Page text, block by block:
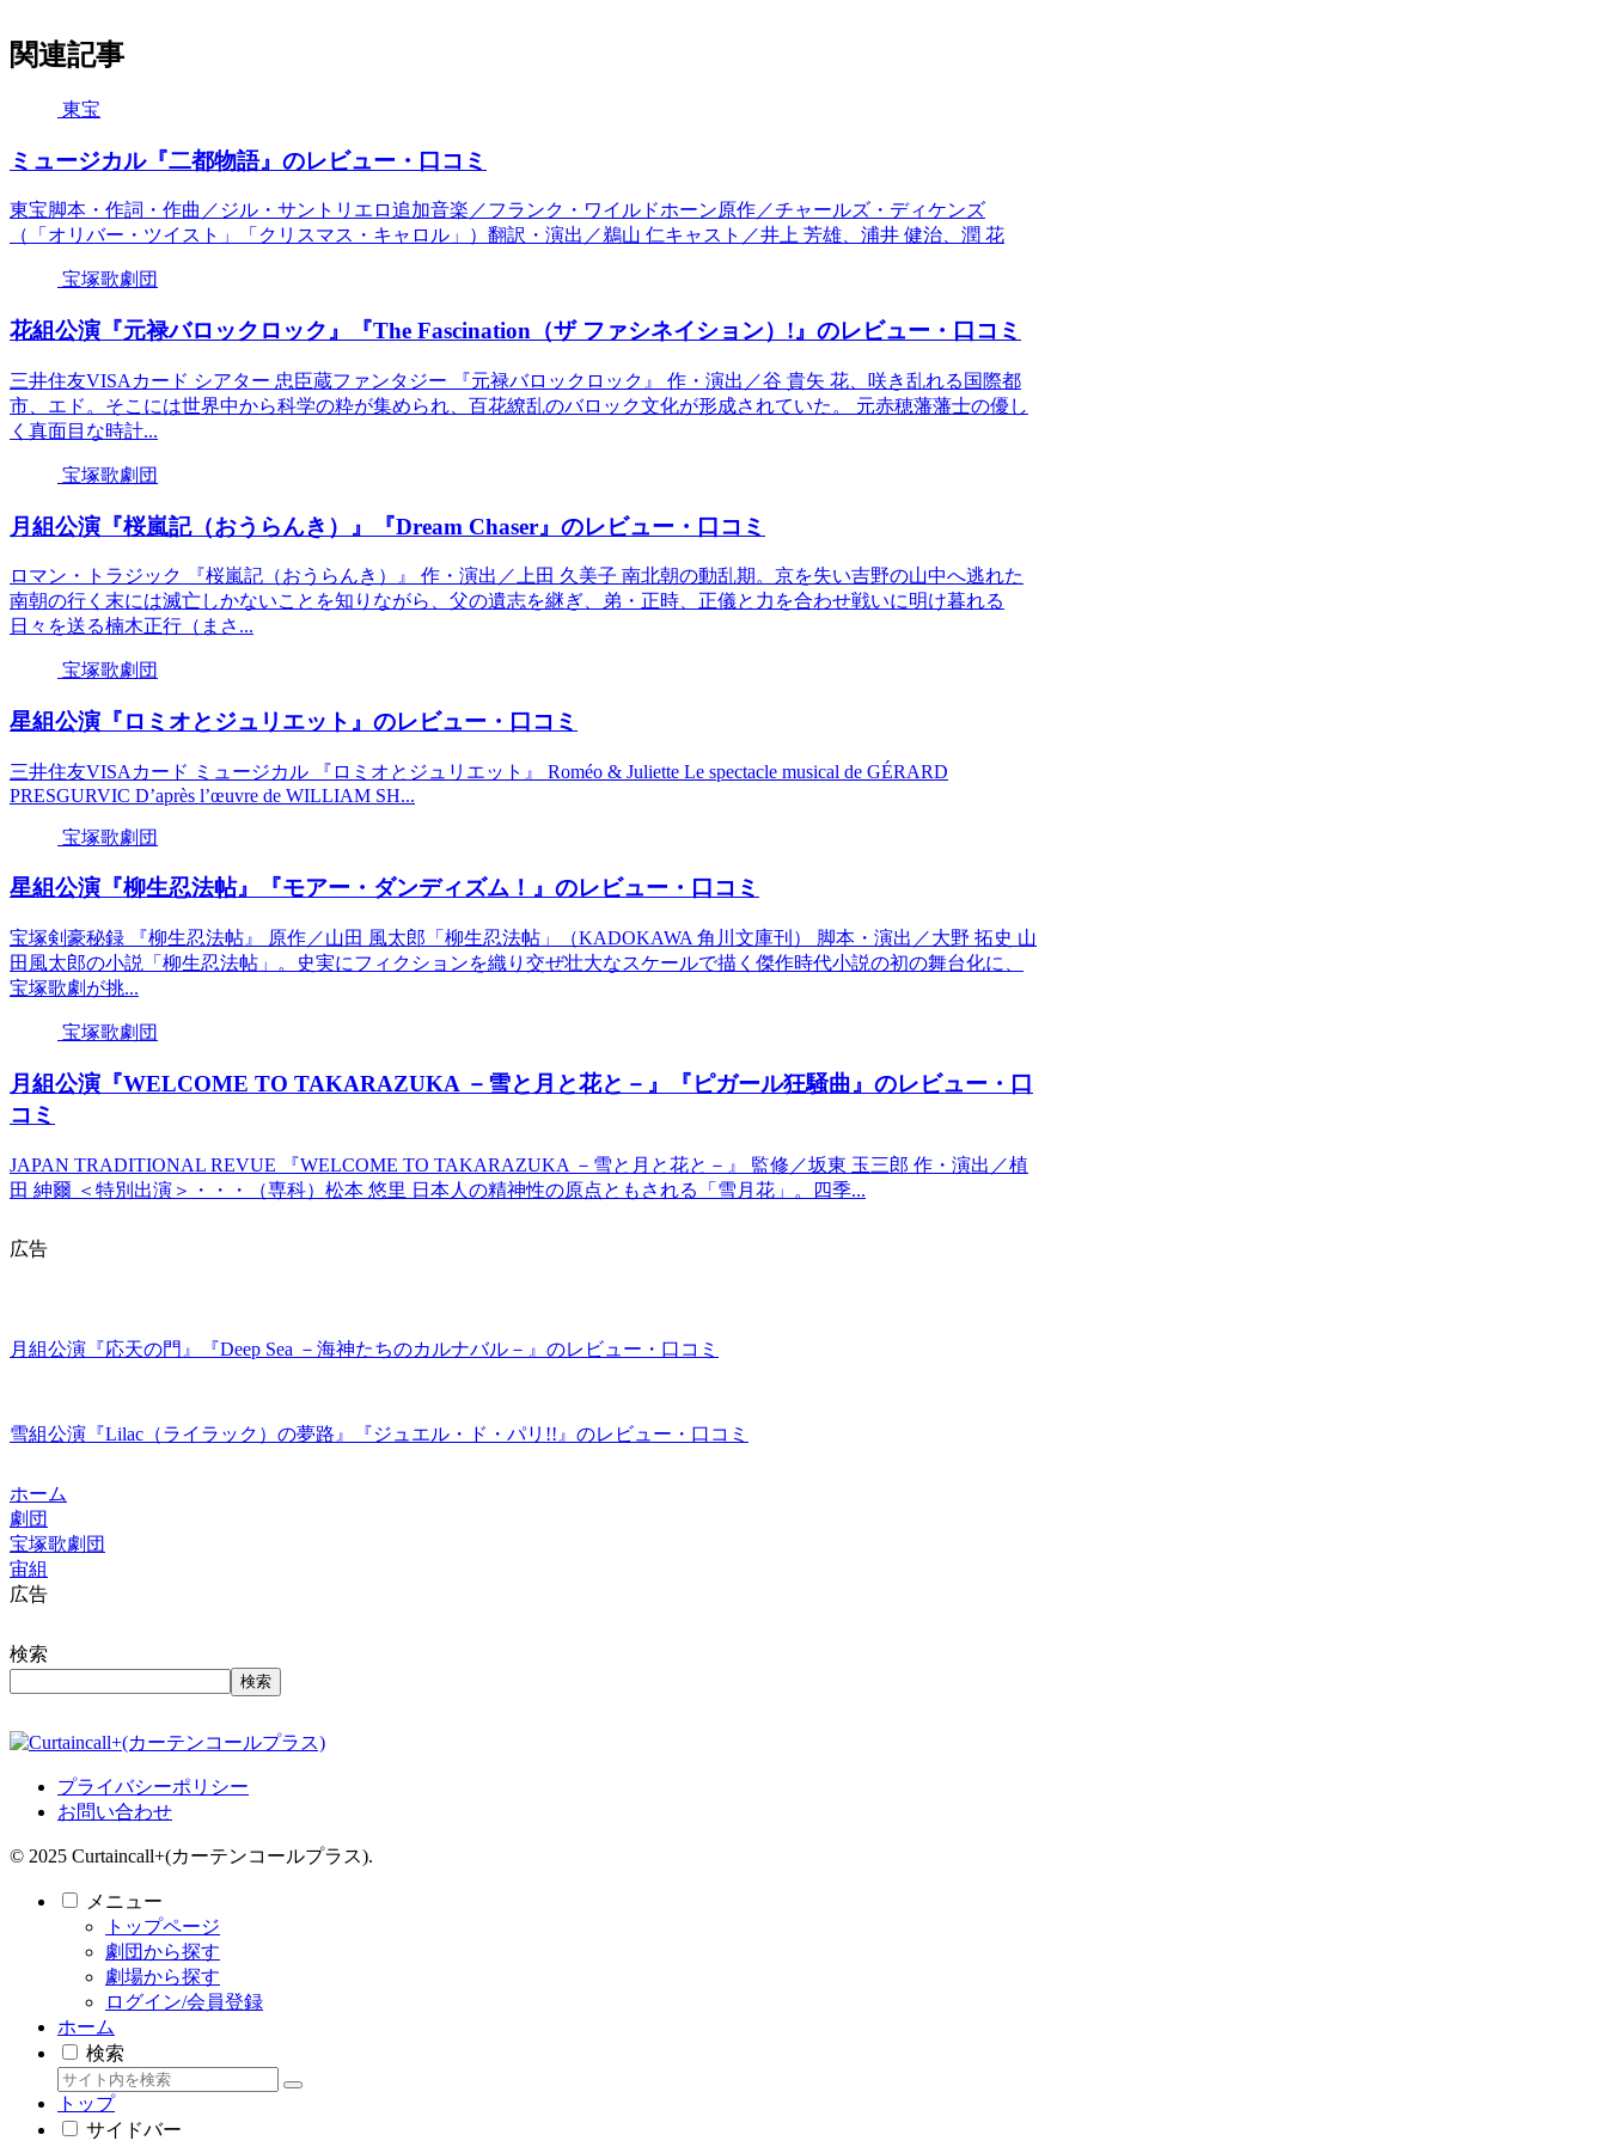
関連記事
東宝
ミュージカル『二都物語』のレビュー・口コミ
東宝脚本・作詞・作曲／ジル・サントリエロ追加音楽／フランク・ワイルドホーン原作／チャールズ・ディケンズ
（「オリバー・ツイスト」「クリスマス・キャロル」）翻訳・演出／鵜山 仁キャスト／井上 芳雄、浦井 健治、潤 花
宝塚歌劇団
花組公演『元禄バロックロック』『The Fascination（ザ ファシネイション）!』のレビュー・口コミ
三井住友VISAカード シアター 忠臣蔵ファンタジー 『元禄バロックロック』 作・演出／谷 貴矢 花、咲き乱れる国際都
市、エド。そこには世界中から科学の粋が集められ、百花繚乱のバロック文化が形成されていた。 元赤穂藩藩士の優し
く真面目な時計...
宝塚歌劇団
月組公演『桜嵐記（おうらんき）』『Dream Chaser』のレビュー・口コミ
ロマン・トラジック 『桜嵐記（おうらんき）』 作・演出／上田 久美子 南北朝の動乱期。京を失い吉野の山中へ逃れた
南朝の行く末には滅亡しかないことを知りながら、父の遺志を継ぎ、弟・正時、正儀と力を合わせ戦いに明け暮れる
日々を送る楠木正行（まさ...
宝塚歌劇団
星組公演『ロミオとジュリエット』のレビュー・口コミ
三井住友VISAカード ミュージカル 『ロミオとジュリエット』 Roméo & Juliette Le spectacle musical de GÉRARD
PRESGURVIC D’après l’œuvre de WILLIAM SH...
宝塚歌劇団
星組公演『柳生忍法帖』『モアー・ダンディズム！』のレビュー・口コミ
宝塚剣豪秘録 『柳生忍法帖』 原作／山田 風太郎「柳生忍法帖」（KADOKAWA 角川文庫刊） 脚本・演出／大野 拓史 山
田風太郎の小説「柳生忍法帖」。史実にフィクションを織り交ぜ壮大なスケールで描く傑作時代小説の初の舞台化に、
宝塚歌劇が挑...
宝塚歌劇団
月組公演『WELCOME TO TAKARAZUKA －雪と月と花と－』『ピガール狂騒曲』のレビュー・口
コミ
JAPAN TRADITIONAL REVUE 『WELCOME TO TAKARAZUKA －雪と月と花と－』 監修／坂東 玉三郎 作・演出／植
田 紳爾 ＜特別出演＞・・・（専科）松本 悠里 日本人の精神性の原点ともされる「雪月花」。四季...
広告
月組公演『応天の門』『Deep Sea －海神たちのカルナバル－』のレビュー・口コミ
雪組公演『Lilac（ライラック）の夢路』『ジュエル・ド・パリ!!』のレビュー・口コミ
ホーム
劇団
宝塚歌劇団
宙組
広告
検索
検索
プライバシーポリシー
お問い合わせ
© 2025 Curtaincall+(カーテンコールプラス).
メニュー
トップページ
劇団から探す
劇場から探す
ログイン/会員登録
ホーム
検索
トップ
サイドバー